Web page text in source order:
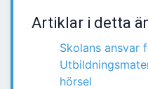
Artiklar i detta
Skolans ansvar
hörsel